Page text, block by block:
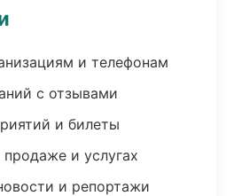
и телефонам
с отзывами
и билеты
и услугах
и репортажи